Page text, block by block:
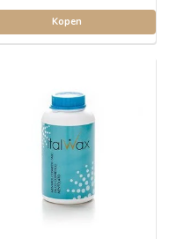
Kopen